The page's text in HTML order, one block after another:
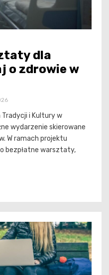
dla
o zdrowie w
i Kultury w
wydarzenie skierowane
W ramach projektu
bezpłatne warsztaty,